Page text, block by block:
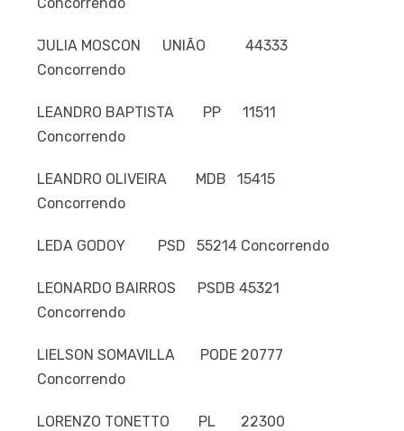
JULIA MOSCON UNIÃO 44333
Concorrendo
LEANDRO BAPTISTA PP 11511
Concorrendo
LEANDRO OLIVEIRA MDB 15415
Concorrendo
LEDA GODOY PSD 55214 Concorrendo
LEONARDO BAIRROS PSDB 45321
Concorrendo
LIELSON SOMAVILLA PODE 20777
Concorrendo
LORENZO TONETTO PL 22300